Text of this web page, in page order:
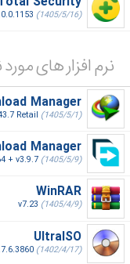
(1405/5/16)
نرم افزار های مورد
Manager
Retail (1405/5/1)
Manager
+ v3.9.7 (1405/5/9)
WinRAR
v7.23 (1405/4/9)
UltraISO
(1402/4/17)